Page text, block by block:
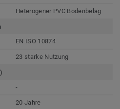
Heterogener PVC Bodenbelag
EN ISO 10874
23 starke Nutzung
-
20 Jahre